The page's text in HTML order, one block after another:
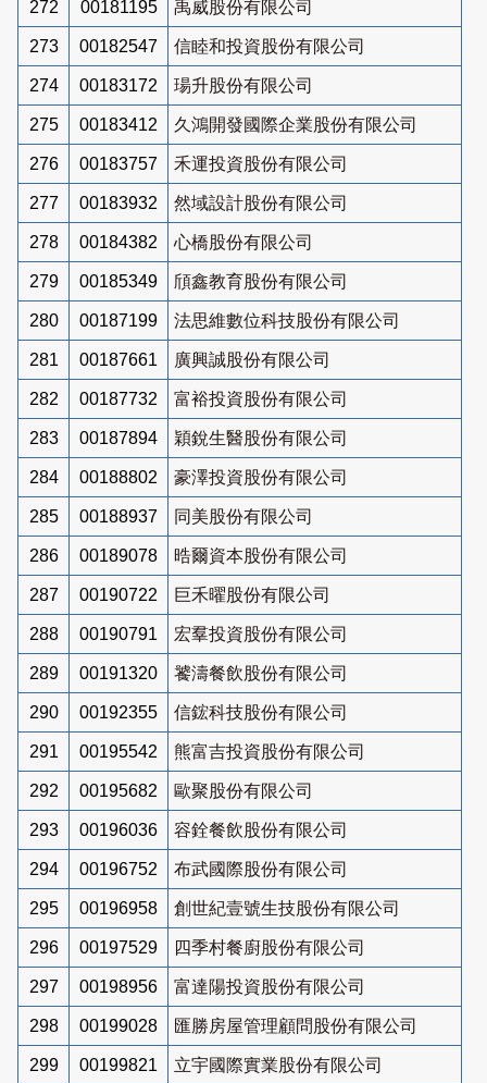
272 00181195 禹威股份有限公司
273 00182547 信睦和投資股份有限公司
274 00183172 瑒升股份有限公司
275 00183412 久鴻開發國際企業股份有限公司
276 00183757 禾運投資股份有限公司
277 00183932 然域設計股份有限公司
278 00184382 心橋股份有限公司
279 00185349 頎鑫教育股份有限公司
280 00187199 法思維數位科技股份有限公司
281 00187661 廣興誠股份有限公司
282 00187732 富裕投資股份有限公司
283 00187894 穎銳生醫股份有限公司
284 00188802 豪澤投資股份有限公司
285 00188937 同美股份有限公司
286 00189078 晧爾資本股份有限公司
287 00190722 巨禾曜股份有限公司
288 00190791 宏羣投資股份有限公司
289 00191320 饕濤餐飲股份有限公司
290 00192355 信鋐科技股份有限公司
291 00195542 熊富吉投資股份有限公司
292 00195682 歐聚股份有限公司
293 00196036 容銓餐飲股份有限公司
294 00196752 布武國際股份有限公司
295 00196958 創世紀壹號生技股份有限公司
296 00197529 四季村餐廚股份有限公司
297 00198956 富達陽投資股份有限公司
298 00199028 匯勝房屋管理顧問股份有限公司
299 00199821 立宇國際實業股份有限公司